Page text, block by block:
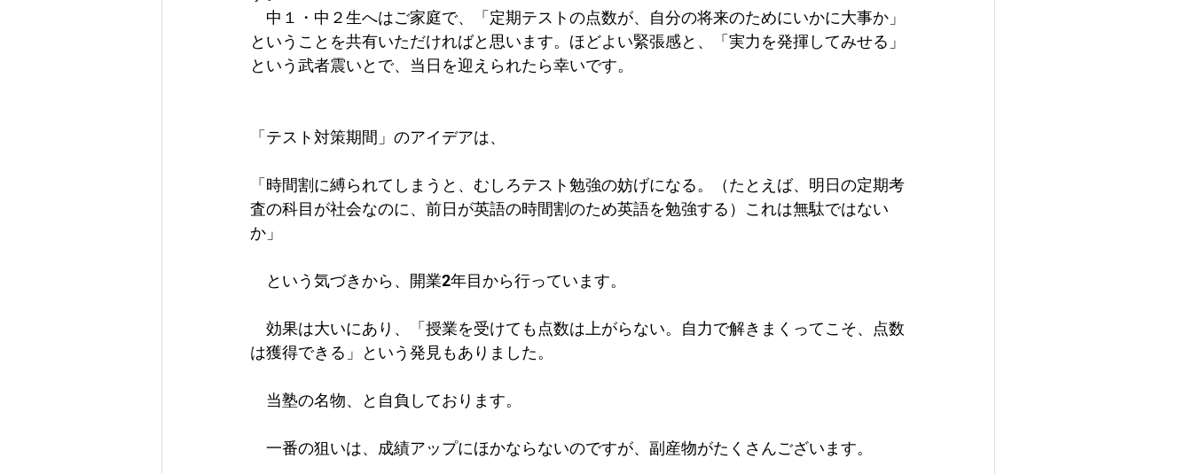
中１・中２生へはご家庭で、「定期テストの点数が、自分の将来のためにいかに大事か」
ということを共有いただければと思います。ほどよい緊張感と、「実力を発揮してみせる」
という武者震いとで、当日を迎えられたら幸いです。
「テスト対策期間」のアイデアは、
「時間割に縛られてしまうと、むしろテスト勉強の妨げになる。（たとえば、明日の定期考
査の科目が社会なのに、前日が英語の時間割のため英語を勉強する）これは無駄ではない
か」
という気づきから、開業2年目から行っています。
効果は大いにあり、「授業を受けても点数は上がらない。自力で解きまくってこそ、点数
は獲得できる」という発見もありました。
当塾の名物、と自負しております。
一番の狙いは、成績アップにほかならないのですが、副産物がたくさんございます。